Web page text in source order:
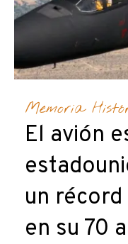
Memoria
El avión
un
en su 70